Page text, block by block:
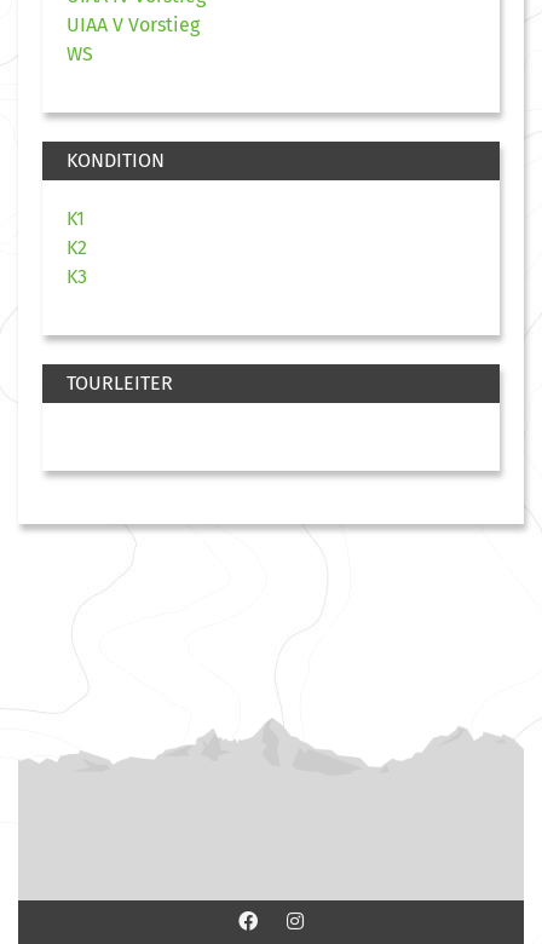
UIAA V Vorstieg
WS
KONDITION
K1
K2
K3
TOURLEITER